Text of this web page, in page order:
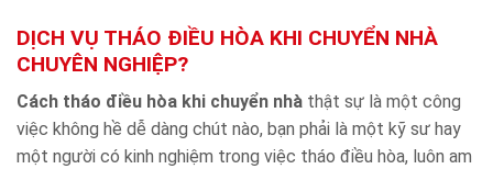
DỊCH VỤ THÁO ĐIỀU HÒA KHI CHUYỂN NHÀ
CHUYÊN NGHIỆP?
Cách tháo điều hòa khi chuyển nhà thật sự là một công
việc không hề dễ dàng chút nào, bạn phải là một kỹ sư hay
một người có kinh nghiệm trong việc tháo điều hòa, luôn am